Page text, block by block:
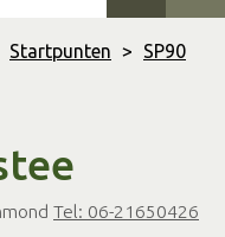
Startpunten >
SP90
Tel: 06-21650426